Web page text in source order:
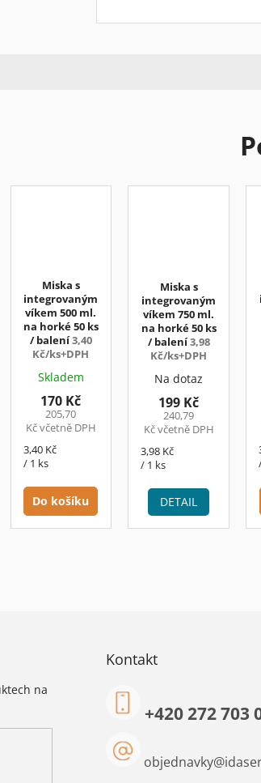
Miska s
integrovaným
víkem 500 ml.
na horké 50 ks
/ balení3,40
Kč/ks+DPH
Skladem
205,70
Kč včetně DPH
170 Kč
Měrná
cena:
3,40 Kč
/ 1 ks
Do košíku
Miska s
integrovaným
víkem 750 ml.
na horké 50 ks
/ balení3,98
Kč/ks+DPH
Na dotaz
240,79
Kč včetně DPH
199 Kč
Měrná
cena:
3,98 Kč
/ 1 ks
DETAIL
na
Kontakt
objednavky@
+420 272 703